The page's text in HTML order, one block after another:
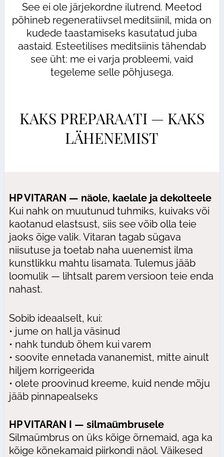
See ei ole järjekordne ilutrend. Meetod
põhineb regeneratiivsel meditsiinil, mida on
kudede taastamiseks kasutatud juba
aastaid. Esteetilises meditsiinis tähendab
see üht: me ei varja probleemi, vaid
tegeleme selle põhjusega.
KAKS PREPARAATI — KAKS
LÄHENEMIST
HP VITARAN — näole, kaelale ja dekolteele
Kui nahk on muutunud tuhmiks, kuivaks või
kaotanud elastsust, siis see võib olla teie
jaoks õige valik. Vitaran tagab sügava
niisutuse ja toetab naha uuenemist ilma
kunstlikku mahtu lisamata. Tulemus jääb
loomulik — lihtsalt parem versioon teie enda
nahast.
Sobib ideaalselt, kui:
• jume on hall ja väsinud
• nahk tundub õhem kui varem
• soovite ennetada vananemist, mitte ainult
hiljem korrigeerida
• olete proovinud kreeme, kuid nende mõju
jääb pinnapealseks
HP VITARAN I — silmaümbrusele
Silmaümbrus on üks kõige õrnemaid, aga ka
kõige kõnekamaid piirkondi näol. Väikesed